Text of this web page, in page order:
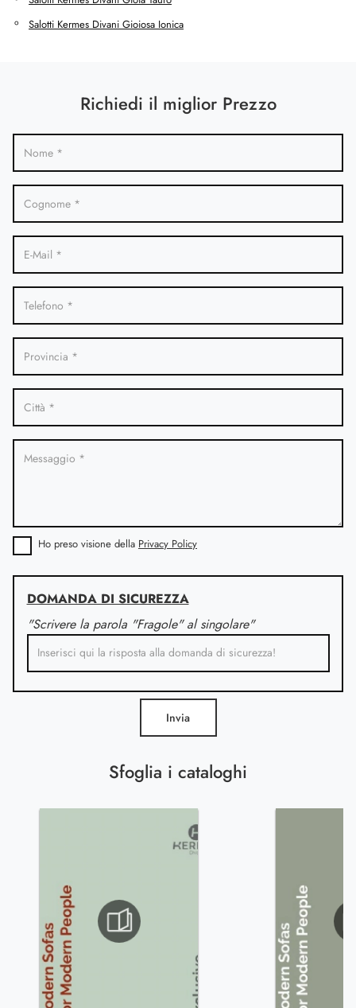
Salotti Kermes Divani Gioiosa Ionica
Sfoglia i cataloghi
Richiedi il miglior Prezzo
Ho preso visione della Privacy Policy
DOMANDA DI SICUREZZA
"Scrivere la parola "Fragole" al singolare"
Invia